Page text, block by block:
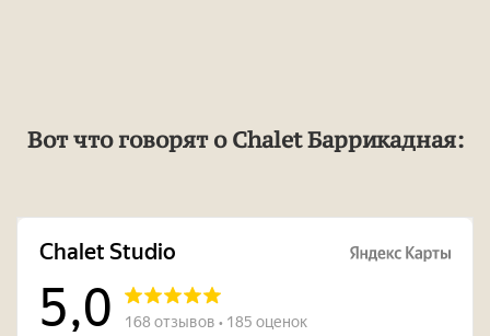
Вот что говорят о Chalet Баррикадная: